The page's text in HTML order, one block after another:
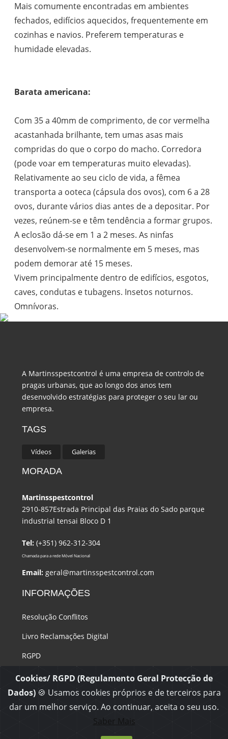
Mais comumente encontradas em ambientes
fechados, edifícios aquecidos, frequentemente em
cozinhas e navios. Preferem temperaturas e
humidade elevadas.
Barata americana:
Com 35 a 40mm de comprimento, de cor vermelha
acastanhada brilhante, tem umas asas mais
compridas do que o corpo do macho. Corredora
(pode voar em temperaturas muito elevadas).
Relativamente ao seu ciclo de vida, a fêmea
transporta a ooteca (cápsula dos ovos), com 6 a 28
ovos, durante vários dias antes de a depositar. Por
vezes, reúnem-se e têm tendência a formar grupos.
A eclosão dá-se em 1 a 2 meses. As ninfas
desenvolvem-se normalmente em 5 meses, mas
podem demorar até 15 meses.
Vivem principalmente dentro de edifícios, esgotos,
caves, condutas e tubagens. Insetos noturnos.
Omnívoras.
A Martinsspestcontrol é uma empresa de controlo de
pragas urbanas, que ao longo dos anos tem
desenvolvido estratégias para proteger o seu lar ou
empresa.
TAGS
Vídeos Galerias
MORADA
Martinsspestcontrol
2910-857Estrada Principal das Praias do Sado parque
industrial tensai Bloco D 1
Tel: (+351) 962-312-304
Chamada para a rede Móvel Nacional
Email: geral@martinsspestcontrol.com
INFORMAÇÕES
Resolução Conflitos
Livro Reclamações Digital
RGPD
COOKIES
Cookies/ RGPD (Regulamento Geral Protecção de
Dados)🍪 Usamos cookies próprios e de terceiros para
dar um melhor serviço. Ao continuar, aceita o seu uso.
Saber Mais